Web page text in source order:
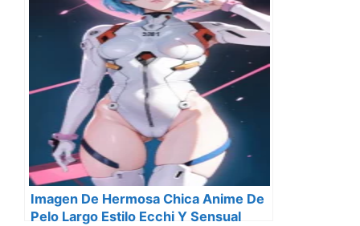
Imagen De Hermosa Chica Anime De
Pelo Largo Estilo Ecchi Y Sensual